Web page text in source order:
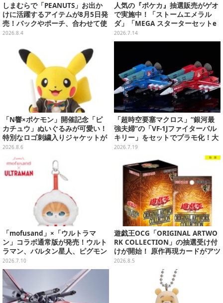
しまむらで「PEANUTS」お出か
けに活躍するアイテムが8月5日発
売！バックやポーチ、合わせて使
いたいリール付きカラビナなど
2026.8.4
人気の『ポケカ』抽選販売がゲオ
で実施中！「ストームエメラル
ダ」「MEGA スターターセットe
x」各種の全4商品
2026.7.14
「N響×ポケモン」開催記念「ピ
カチュウ」ぬいぐるみが可愛い！
特別なロゴ刺繍入りジャケットが
オシャレ
2026.8.6
「超時空要塞マクロス」“銀河最
強夫婦”の「VF-1Jファイターバル
キリー」をセットでプラモ化！大
気圏外仕様パイロットスーツフィ
2026.7.19
「mofusand」×「ウルトラマ
ン」コラボ通常版が発売！ウルト
ラマン、バルタン星人、ピグモン
のコスチュームを着た“にゃん
こ”に胸キュン
2026.7.10
遊戯王OCG「ORIGINAL ARTWO
RK COLLECTION」の抽選受け付
けが開始！ 原作再現カードがアツ
いスペシャルパック
2026.8.5